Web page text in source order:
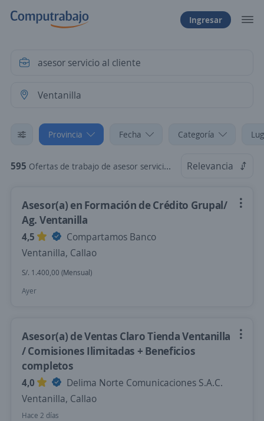
Ingresar
Provincia Fecha Categoría
595 Ofertas de trabajo de asesor servicio al cliente en Ventanilla, Callao Relevancia
Asesor(a) en Formación de Crédito Grupal/
Ag. Ventanilla
4,5
Compartamos Banco
Ventanilla, Callao
S/. 1.400,00 (Mensual)
Ayer
Asesor(a) de Ventas Claro Tienda Ventanilla
/ Comisiones Ilimitadas + Beneficios
completos
4,0
Delima Norte Comunicaciones S.A.C.
Ventanilla, Callao
Hace 2 días